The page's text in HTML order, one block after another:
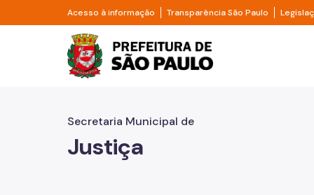
Pular para o Conteúdo principal
Acesso à informação Divisor de acesso à informação
Transparência São Paulo Divisor
Prefeitura de São
Secretaria Municipal de
Justiça